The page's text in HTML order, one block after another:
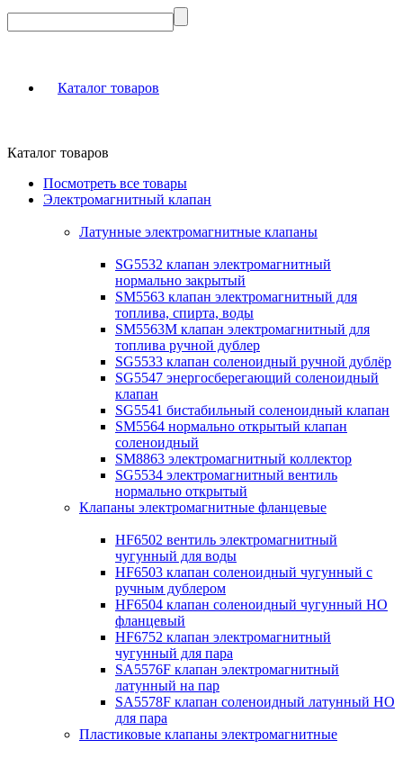
Каталог товаров
Каталог товаров
Посмотреть все товары
Электромагнитный клапан
Латунные электромагнитные клапаны
SG5532 клапан электромагнитный
нормально закрытый
SM5563 клапан электромагнитный для
топлива, спирта, воды
SM5563M клапан электромагнитный для
топлива ручной дублер
SG5533 клапан соленоидный ручной дублёр
SG5547 энергосберегающий соленоидный
клапан
SG5541 бистабильный соленоидный клапан
SM5564 нормально открытый клапан
соленоидный
SM8863 электромагнитный коллектор
SG5534 электромагнитный вентиль
нормально открытый
Клапаны электромагнитные фланцевые
HF6502 вентиль электромагнитный
чугунный для воды
HF6503 клапан соленоидный чугунный с
ручным дублером
HF6504 клапан соленоидный чугунный НО
фланцевый
HF6752 клапан электромагнитный
чугунный для пара
SA5576F клапан электромагнитный
латунный на пар
SA5578F клапан соленоидный латунный НО
для пара
Пластиковые клапаны электромагнитные